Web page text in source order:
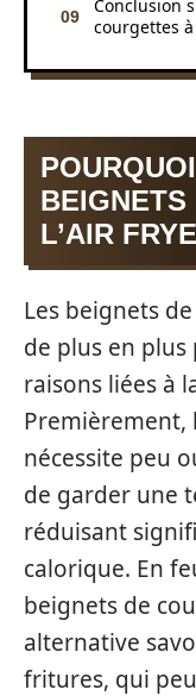
Conclusion
courgettes à
BEIGNETS
L’AIR
Les beignets
de plus en
raisons liées à
Premièrement,
nécessite peu
de garder une
réduisant
calorique. En
beignets de
alternative
fritures, qui